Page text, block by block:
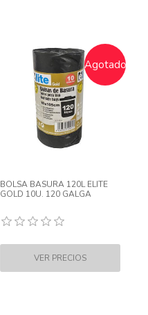
Agotado
BOLSA BASURA 120L ELITE
GOLD 10U. 120 GALGA